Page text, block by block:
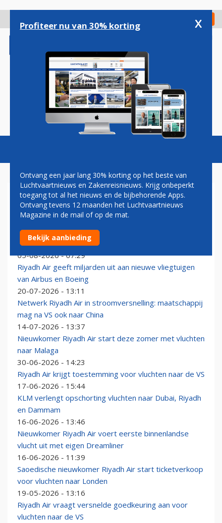
gaan
Check in
Magazine Podcasts Vacatures
RIYADH AIR
Riyadh Air breidt netwerk verder uit: opnieuw drie
nieuwe bestemmingen
05-08-2026 - 07:29
Riyadh Air geeft miljarden uit aan nieuwe vliegtuigen
van Airbus en Boeing
20-07-2026 - 13:11
Netwerk Riyadh Air in stroomversnelling: maatschappij
mag na VS ook naar China
14-07-2026 - 13:37
Nieuwkomer Riyadh Air start deze zomer met vluchten
naar Malaga
30-06-2026 - 14:23
Riyadh Air krijgt toestemming voor vluchten naar de VS
17-06-2026 - 15:44
KLM verlengt opschorting vluchten naar Dubai, Riyadh
en Dammam
16-06-2026 - 13:46
Nieuwkomer Riyadh Air voert eerste binnenlandse
vlucht uit met eigen Dreamliner
16-06-2026 - 11:39
Saoedische nieuwkomer Riyadh Air start ticketverkoop
voor vluchten naar Londen
19-05-2026 - 13:16
Riyadh Air vraagt versnelde goedkeuring aan voor
vluchten naar de VS
Profiteer nu van 30% korting x
Ontvang een jaar lang 30% korting op het beste van
Luchtvaartnieuws en Zakenreisnieuws. Krijg onbeperkt
toegang tot al het nieuws en de bijbehorende Apps.
Ontvang tevens 12 maanden het Luchtvaartnieuws
Magazine in de mail of op de mat.
Bekijk aanbieding